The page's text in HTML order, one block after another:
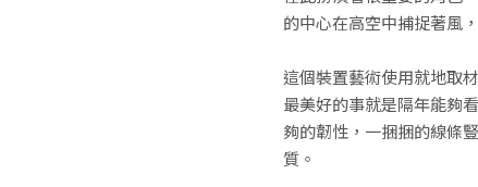
的中心在高空中捕捉著風
這個裝置藝術使用就地取
最美好的事就是隔年能夠
夠的韌性，一捆捆的線條
質。